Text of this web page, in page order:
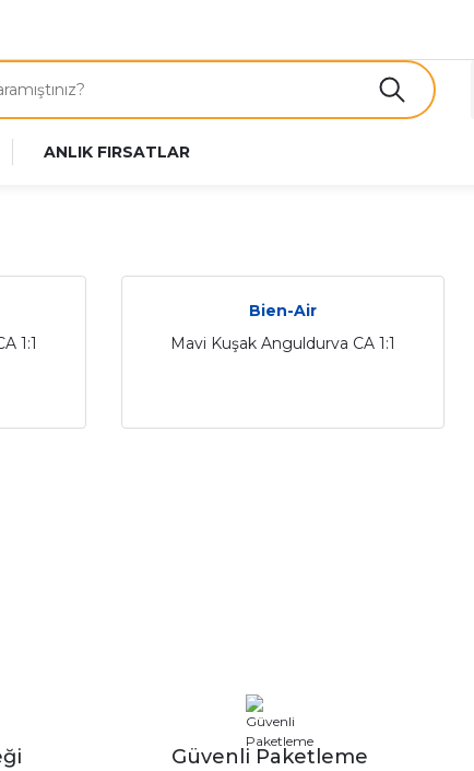
ANLIK FIRSATLAR
1:1
Bien-Air
Mavi Kuşak Anguldurva CA 1:1
Güvenli Paketleme